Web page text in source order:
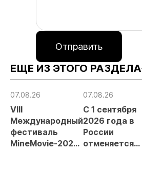
Отправить
ЕЩЕ ИЗ ЭТОГО РАЗДЕЛА
07.08.26
VIII
Международный
фестиваль
MineMovie-2026
07.08.26
С 1 сентября
2026 года в
России
отменяется